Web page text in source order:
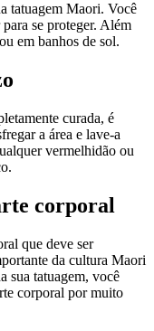
tatuagem Maori. Você
se proteger. Além
em banhos de sol.
curada, é
a área e lave-a
vermelhidão ou
corporal
que deve ser
da cultura Maori
sua tatuagem, você
corporal por muito